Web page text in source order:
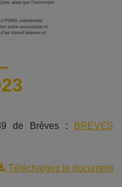
de Brèves :
BREVES
Téléchargez le document